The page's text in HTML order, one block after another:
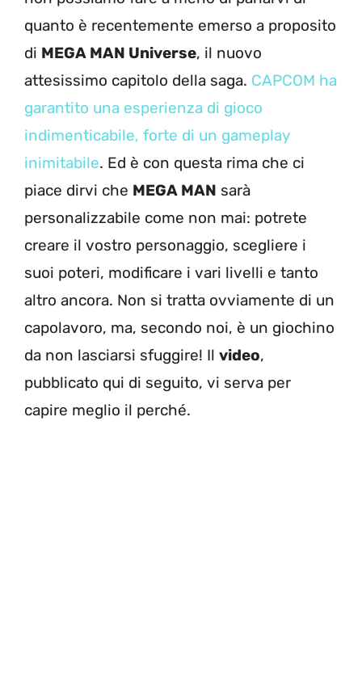
quanto è recentemente emerso a proposito
di MEGA MAN Universe, il nuovo
attesissimo capitolo della saga. CAPCOM ha
garantito una esperienza di gioco
indimenticabile, forte di un gameplay
inimitabile. Ed è con questa rima che ci
piace dirvi che MEGA MAN sarà
personalizzabile come non mai: potrete
creare il vostro personaggio, scegliere i
suoi poteri, modificare i vari livelli e tanto
altro ancora. Non si tratta ovviamente di un
capolavoro, ma, secondo noi, è un giochino
da non lasciarsi sfuggire! Il video,
pubblicato qui di seguito, vi serva per
capire meglio il perché.